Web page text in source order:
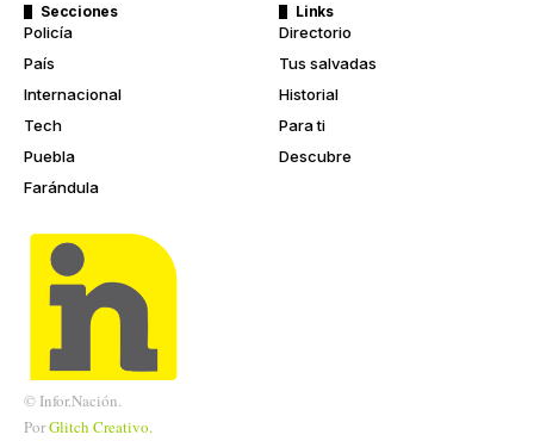
Secciones
Policía
País
Internacional
Tech
Puebla
Farándula
Links
Directorio
Tus salvadas
Historial
Para ti
Descubre
© Infor.Nación.
PorGlitch Creativo.